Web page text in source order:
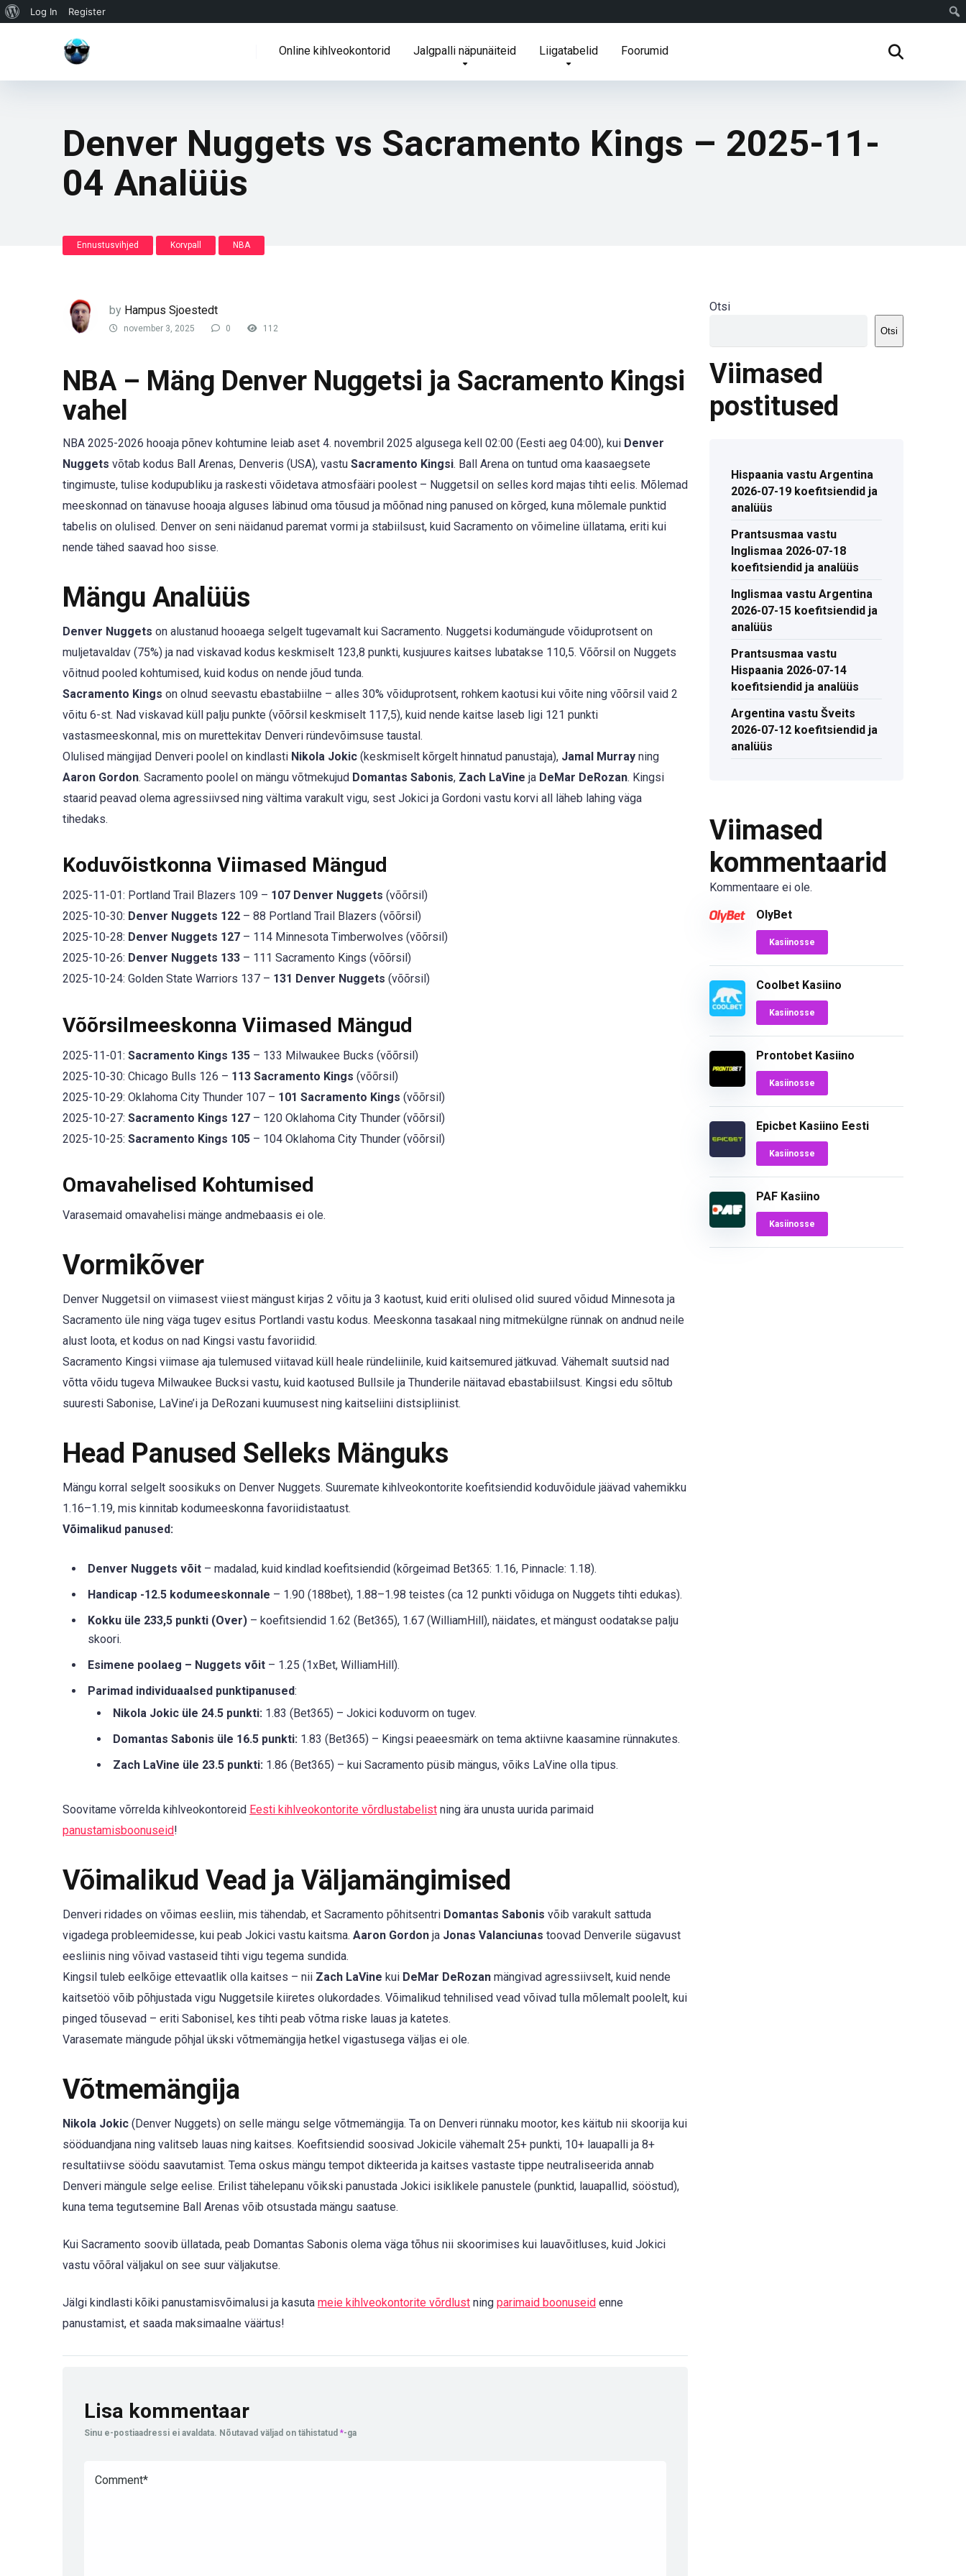
WordPressi
Log In Register
Online kihlveokontorid Jalgpalli näpunäiteid Liigatabelid Foorumid
Denver Nuggets vs Sacramento Kings – 2025-11-
04 Analüüs
Ennustusvihjed Korvpall NBA
by Hampus Sjoestedt
november 3, 2025 0 112
NBA – Mäng Denver Nuggetsi ja Sacramento Kingsi
vahel
NBA 2025-2026 hooaja põnev kohtumine leiab aset 4. novembril 2025 algusega kell 02:00 (Eesti aeg 04:00), kui Denver
Nuggets võtab kodus Ball Arenas, Denveris (USA), vastu Sacramento Kingsi. Ball Arena on tuntud oma kaasaegsete
tingimuste, tulise kodupubliku ja raskesti võidetava atmosfääri poolest – Nuggetsil on selles kord majas tihti eelis. Mõlemad
meeskonnad on tänavuse hooaja alguses läbinud oma tõusud ja mõõnad ning panused on kõrged, kuna mõlemale punktid
tabelis on olulised. Denver on seni näidanud paremat vormi ja stabiilsust, kuid Sacramento on võimeline üllatama, eriti kui
nende tähed saavad hoo sisse.
Mängu Analüüs
Denver Nuggets on alustanud hooaega selgelt tugevamalt kui Sacramento. Nuggetsi kodumängude võiduprotsent on
muljetavaldav (75%) ja nad viskavad kodus keskmiselt 123,8 punkti, kusjuures kaitses lubatakse 110,5. Võõrsil on Nuggets
võitnud pooled kohtumised, kuid kodus on nende jõud tunda.
Sacramento Kings on olnud seevastu ebastabiilne – alles 30% võiduprotsent, rohkem kaotusi kui võite ning võõrsil vaid 2
võitu 6-st. Nad viskavad küll palju punkte (võõrsil keskmiselt 117,5), kuid nende kaitse laseb ligi 121 punkti
vastasmeeskonnal, mis on murettekitav Denveri ründevõimsuse taustal.
Olulised mängijad Denveri poolel on kindlasti Nikola Jokic (keskmiselt kõrgelt hinnatud panustaja), Jamal Murray ning
Aaron Gordon. Sacramento poolel on mängu võtmekujud Domantas Sabonis, Zach LaVine ja DeMar DeRozan. Kingsi
staarid peavad olema agressiivsed ning vältima varakult vigu, sest Jokici ja Gordoni vastu korvi all läheb lahing väga
tihedaks.
Koduvõistkonna Viimased Mängud
2025-11-01: Portland Trail Blazers 109 – 107 Denver Nuggets (võõrsil)
2025-10-30: Denver Nuggets 122 – 88 Portland Trail Blazers (võõrsil)
2025-10-28: Denver Nuggets 127 – 114 Minnesota Timberwolves (võõrsil)
2025-10-26: Denver Nuggets 133 – 111 Sacramento Kings (võõrsil)
2025-10-24: Golden State Warriors 137 – 131 Denver Nuggets (võõrsil)
Võõrsilmeeskonna Viimased Mängud
2025-11-01: Sacramento Kings 135 – 133 Milwaukee Bucks (võõrsil)
2025-10-30: Chicago Bulls 126 – 113 Sacramento Kings (võõrsil)
2025-10-29: Oklahoma City Thunder 107 – 101 Sacramento Kings (võõrsil)
2025-10-27: Sacramento Kings 127 – 120 Oklahoma City Thunder (võõrsil)
2025-10-25: Sacramento Kings 105 – 104 Oklahoma City Thunder (võõrsil)
Omavahelised Kohtumised
Varasemaid omavahelisi mänge andmebaasis ei ole.
Vormikõver
Denver Nuggetsil on viimasest viiest mängust kirjas 2 võitu ja 3 kaotust, kuid eriti olulised olid suured võidud Minnesota ja
Sacramento üle ning väga tugev esitus Portlandi vastu kodus. Meeskonna tasakaal ning mitmekülgne rünnak on andnud neile
alust loota, et kodus on nad Kingsi vastu favoriidid.
Sacramento Kingsi viimase aja tulemused viitavad küll heale ründeliinile, kuid kaitsemured jätkuvad. Vähemalt suutsid nad
võtta võidu tugeva Milwaukee Bucksi vastu, kuid kaotused Bullsile ja Thunderile näitavad ebastabiilsust. Kingsi edu sõltub
suuresti Sabonise, LaVine’i ja DeRozani kuumusest ning kaitseliini distsipliinist.
Head Panused Selleks Mänguks
Mängu korral selgelt soosikuks on Denver Nuggets. Suuremate kihlveokontorite koefitsiendid koduvõidule jäävad vahemikku
1.16–1.19, mis kinnitab kodumeeskonna favoriidistaatust.
Võimalikud panused:
Denver Nuggets võit – madalad, kuid kindlad koefitsiendid (kõrgeimad Bet365: 1.16, Pinnacle: 1.18).
Handicap -12.5 kodumeeskonnale – 1.90 (188bet), 1.88–1.98 teistes (ca 12 punkti võiduga on Nuggets tihti edukas).
Kokku üle 233,5 punkti (Over) – koefitsiendid 1.62 (Bet365), 1.67 (WilliamHill), näidates, et mängust oodatakse palju
skoori.
Esimene poolaeg – Nuggets võit – 1.25 (1xBet, WilliamHill).
Parimad individuaalsed punktipanused:
Nikola Jokic üle 24.5 punkti: 1.83 (Bet365) – Jokici koduvorm on tugev.
Domantas Sabonis üle 16.5 punkti: 1.83 (Bet365) – Kingsi peaeesmärk on tema aktiivne kaasamine rünnakutes.
Zach LaVine üle 23.5 punkti: 1.86 (Bet365) – kui Sacramento püsib mängus, võiks LaVine olla tipus.
Soovitame võrrelda kihlveokontoreid Eesti kihlveokontorite võrdlustabelist ning ära unusta uurida parimaid
panustamisboonuseid!
Võimalikud Vead ja Väljamängimised
Denveri ridades on võimas eesliin, mis tähendab, et Sacramento põhitsentri Domantas Sabonis võib varakult sattuda
vigadega probleemidesse, kui peab Jokici vastu kaitsma. Aaron Gordon ja Jonas Valanciunas toovad Denverile sügavust
eesliinis ning võivad vastaseid tihti vigu tegema sundida.
Kingsil tuleb eelkõige ettevaatlik olla kaitses – nii Zach LaVine kui DeMar DeRozan mängivad agressiivselt, kuid nende
kaitsetöö võib põhjustada vigu Nuggetsile kiiretes olukordades. Võimalikud tehnilised vead võivad tulla mõlemalt poolelt, kui
pinged tõusevad – eriti Sabonisel, kes tihti peab võtma riske lauas ja katetes.
Varasemate mängude põhjal ükski võtmemängija hetkel vigastusega väljas ei ole.
Võtmemängija
Nikola Jokic (Denver Nuggets) on selle mängu selge võtmemängija. Ta on Denveri rünnaku mootor, kes käitub nii skoorija kui
sööduandjana ning valitseb lauas ning kaitses. Koefitsiendid soosivad Jokicile vähemalt 25+ punkti, 10+ lauapalli ja 8+
resultatiivse söödu saavutamist. Tema oskus mängu tempot dikteerida ja kaitses vastaste tippe neutraliseerida annab
Denveri mängule selge eelise. Erilist tähelepanu võikski panustada Jokici isiklikele panustele (punktid, lauapallid, sööstud),
kuna tema tegutsemine Ball Arenas võib otsustada mängu saatuse.
Kui Sacramento soovib üllatada, peab Domantas Sabonis olema väga tõhus nii skoorimises kui lauavõitluses, kuid Jokici
vastu võõral väljakul on see suur väljakutse.
Jälgi kindlasti kõiki panustamisvõimalusi ja kasuta meie kihlveokontorite võrdlust ning parimaid boonuseid enne
panustamist, et saada maksimaalne väärtus!
Lisa kommentaar
Sinu e-postiaadressi ei avaldata. Nõutavad väljad on tähistatud *-ga
Otsi
Otsi
Viimased
postitused
Hispaania vastu Argentina
2026-07-19 koefitsiendid ja
analüüs
Prantsusmaa vastu
Inglismaa 2026-07-18
koefitsiendid ja analüüs
Inglismaa vastu Argentina
2026-07-15 koefitsiendid ja
analüüs
Prantsusmaa vastu
Hispaania 2026-07-14
koefitsiendid ja analüüs
Argentina vastu Šveits
2026-07-12 koefitsiendid ja
analüüs
Viimased
kommentaarid
Kommentaare ei ole.
OlyBet
Kasiinosse
Coolbet Kasiino
Kasiinosse
Prontobet Kasiino
Kasiinosse
Epicbet Kasiino Eesti
Kasiinosse
PAF Kasiino
Kasiinosse